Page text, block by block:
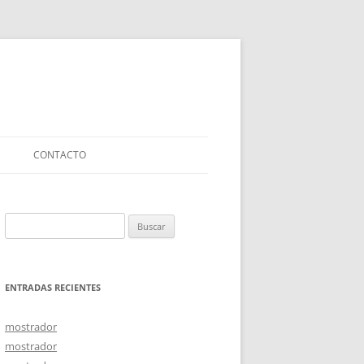
CONTACTO
ENTRADAS RECIENTES
mostrador
mostrador